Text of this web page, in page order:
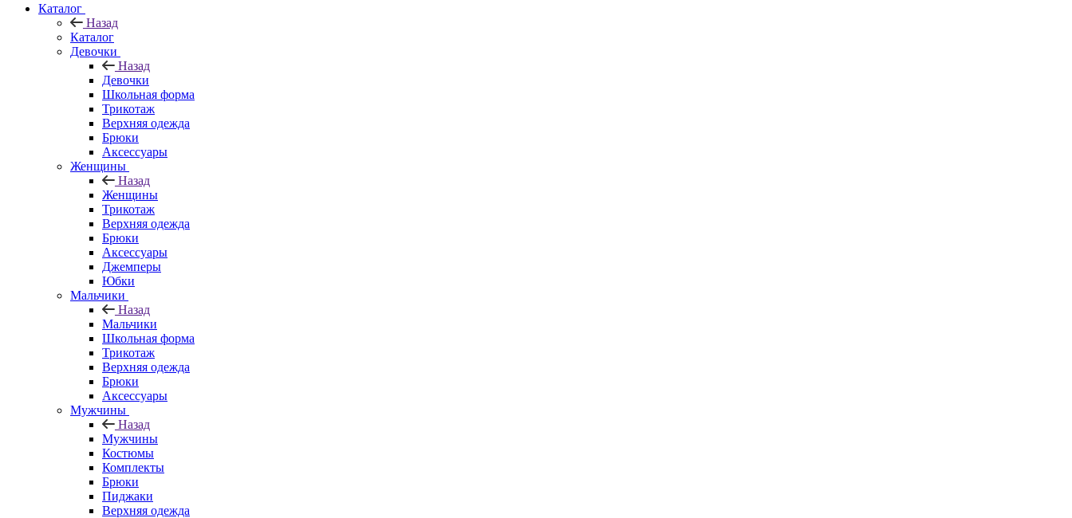
Каталог
Назад
Каталог
Девочки
Назад
Девочки
Школьная форма
Трикотаж
Верхняя одежда
Брюки
Аксессуары
Женщины
Назад
Женщины
Трикотаж
Верхняя одежда
Брюки
Аксессуары
Джемперы
Юбки
Мальчики
Назад
Мальчики
Школьная форма
Трикотаж
Верхняя одежда
Брюки
Аксессуары
Мужчины
Назад
Мужчины
Костюмы
Комплекты
Брюки
Пиджаки
Верхняя одежда